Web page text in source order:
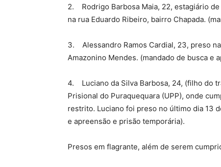
2. Rodrigo Barbosa Maia, 22, estagiário
na rua Eduardo Ribeiro, bairro Chapada.
3. Alessandro Ramos Cardial, 23, preso
Amazonino Mendes. (mandado de busca e
4. Luciano da Silva Barbosa, 24, (filho do
Prisional do Puraquequara (UPP), onde
restrito. Luciano foi preso no último dia 13
e apreensão e prisão temporária).
Presos em flagrante, além de serem